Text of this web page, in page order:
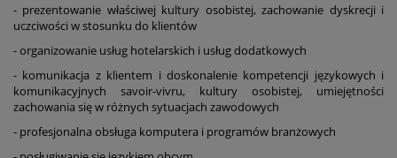
- prezentowanie właściwej kultury osobistej, zachowanie dyskrecji i
uczciwości w stosunku do klientów
- organizowanie usług hotelarskich i usług dodatkowych
- komunikacja z klientem i doskonalenie kompetencji językowych i
komunikacyjnych savoir-vivru, kultury osobistej, umiejętności
zachowania się w różnych sytuacjach zawodowych
- profesjonalna obsługa komputera i programów branżowych